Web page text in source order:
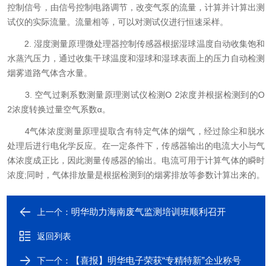
控制信号，由信号控制电路调节，改变气泵的流量，计算并计算出测
试仪的实际流量。流量相等，可以对测试仪进行恒速采样。
2. 湿度测量原理微处理器控制传感器根据湿球温度自动收集饱和
水蒸汽压力，通过收集干球温度和湿球和湿球表面上的压力自动检测
烟雾道路气体含水量。
3. 空气过剩系数测量原理测试仪检测O 2浓度并根据检测到的O
2浓度转换过量空气系数α。
4气体浓度测量原理提取含有特定气体的烟气，经过除尘和脱水
处理后进行电化学反应。在一定条件下，传感器输出的电流大小与气
体浓度成正比，因此测量传感器的输出。电流可用于计算气体的瞬时
浓度;同时，气体排放量是根据检测到的烟雾排放等参数计算出来的。
上一个： 明华助力海南废气监测培训班顺利召开
返回列表
下一个： 【喜报】明华电子荣获“专精特新”企业称号